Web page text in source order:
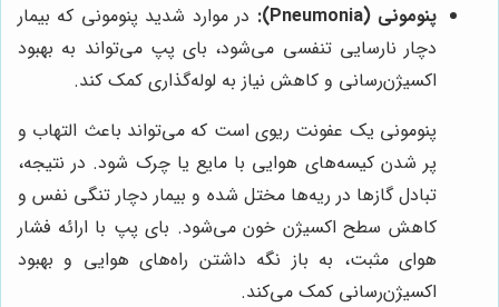
پنومونی (Pneumonia):
در موارد شدید پنومونی که بیمار
دچار نارسایی تنفسی می‌شود، بای پپ می‌تواند به بهبود
اکسیژن‌رسانی و کاهش نیاز به لوله‌گذاری کمک کند.
پنومونی یک عفونت ریوی است که می‌تواند باعث التهاب و
پر شدن کیسه‌های هوایی با مایع یا چرک شود. در نتیجه،
تبادل گازها در ریه‌ها مختل شده و بیمار دچار تنگی نفس و
کاهش سطح اکسیژن خون می‌شود. بای پپ با ارائه فشار
هوای مثبت، به باز نگه داشتن راه‌های هوایی و بهبود
اکسیژن‌رسانی کمک می‌کند.